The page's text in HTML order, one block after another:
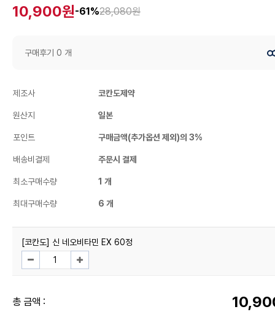
10,900원-61%28,080원
구매후기 0 개
제조사 코칸도제약
원산지 일본
포인트 구매금액(추가옵션 제외)의 3%
배송비결제 주문시 결제
최소구매수량 1 개
최대구매수량 6 개
[코칸도] 신 네오비타민 EX 60정
총 금액 :